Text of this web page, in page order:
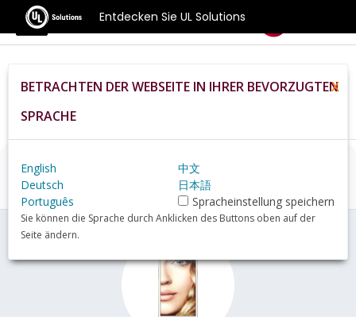
Entdecken Sie UL Solutions
Benchmarks
Home De Hardware
Phone
Oppo+A37+review
Oppo A37 Übersicht
BETRACHTEN DER WEBSEITE IN IHRER BEVORZUGTEN
SPRACHE
X
English
中文
Deutsch
日本語
Português
Spracheinstellung speichern
Sie können die Sprache durch Anklicken des Buttons oben auf der
Seite ändern.